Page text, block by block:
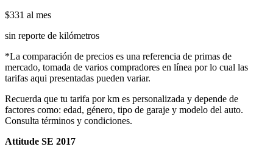
$331 al mes
sin reporte de kilómetros
*La comparación de precios es una referencia de primas de
mercado, tomada de varios compradores en línea por lo cual las
tarifas aqui presentadas pueden variar.
Recuerda que tu tarifa por km es personalizada y depende de
factores como: edad, género, tipo de garaje y modelo del auto.
Consulta términos y condiciones.
Attitude SE 2017